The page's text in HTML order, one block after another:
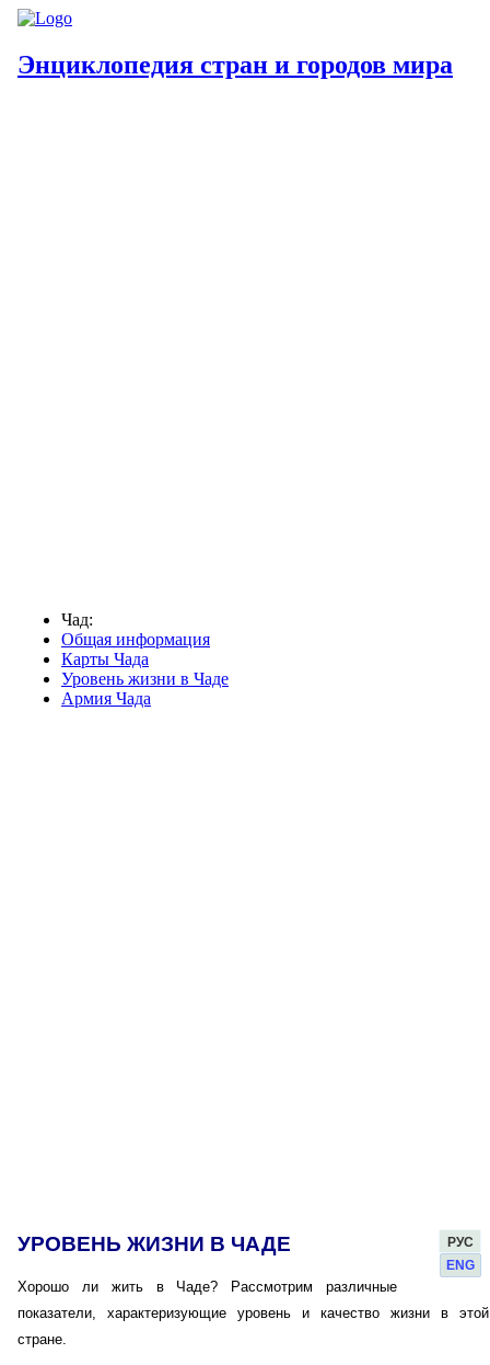
Энциклопедия стран и городов мира
Чад:
Общая информация
Карты Чада
Уровень жизни в Чаде
Армия Чада
РУС
ENG
УРОВЕНЬ ЖИЗНИ В ЧАДЕ
Хорошо ли жить в Чаде? Рассмотрим различные
показатели, характеризующие уровень и качество жизни в этой
стране.